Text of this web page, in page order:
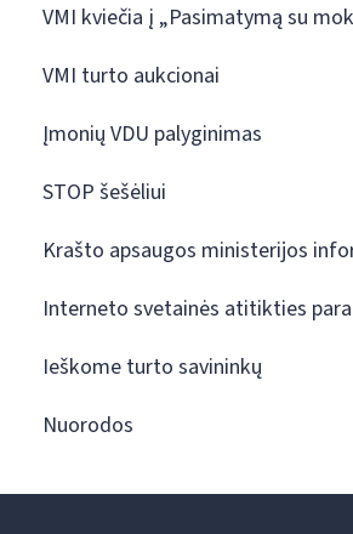
VMI kviečia į „Pasimatymą su
VMI turto aukcionai
Įmonių VDU palyginimas
STOP šešėliui
Krašto apsaugos ministerijos
Interneto svetainės atitikties
Ieškome turto savininkų
Nuorodos